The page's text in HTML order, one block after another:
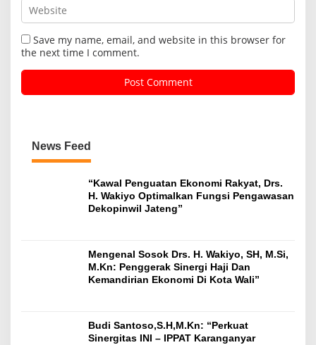
Save my name, email, and website in this browser for
the next time I comment.
News Feed
“Kawal Penguatan Ekonomi Rakyat, Drs.
H. Wakiyo Optimalkan Fungsi Pengawasan
Dekopinwil Jateng”
Mengenal Sosok Drs. H. Wakiyo, SH, M.Si,
M.Kn: Penggerak Sinergi Haji Dan
Kemandirian Ekonomi Di Kota Wali”
Budi Santoso,S.H,M.Kn: “Perkuat
Sinergitas INI – IPPAT Karanganyar